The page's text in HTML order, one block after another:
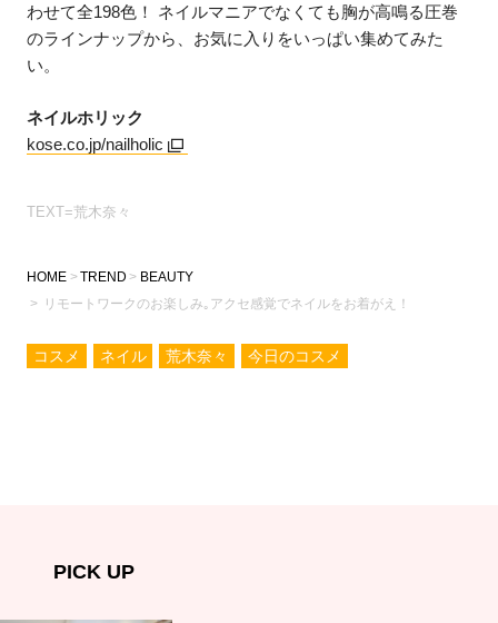
わせて全198色！ ネイルマニアでなくても胸が高鳴る圧巻
のラインナップから、お気に入りをいっぱい集めてみた
い。
ネイルホリック
kose.co.jp/nailholic
TEXT=荒木奈々
HOME TREND
BEAUTY
リモートワークのお楽しみ｡アクセ感覚でネイルをお着がえ！
コスメ ネイル 荒木奈々 今日のコスメ
PICK UP